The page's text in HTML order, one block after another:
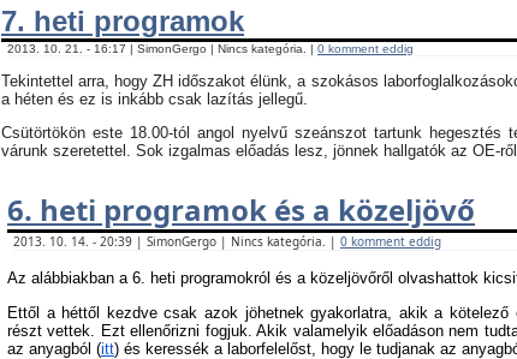
7. heti programok
2013. 10. 21. - 16:17 | SimonGergo | Nincs kategória. | 0 komment eddig
Tekintettel arra, hogy ZH időszakot élünk, a szokásos
a héten és ez is inkább csak lazítás jellegű.
Csütörtökön este 18.00-tól angol nyelvű szeánszot tartunk hegesztés
várunk szeretettel. Sok izgalmas előadás lesz, jönnek hallgatók az OE-
6. heti programok és a közeljövő
2013. 10. 14. - 20:39 | SimonGergo | Nincs kategória. | 0 komment eddig
Az alábbiakban a 6. heti programokról és a közeljövőről olvashattok
Ettől a héttől kezdve csak azok jöhetnek gyakorlatra, akik a kötelező
részt vettek. Ezt ellenőrizni fogjuk. Akik valamelyik előadáson nem
az anyagból (itt) és keressék a laborfelelőst, hogy le tudjanak az